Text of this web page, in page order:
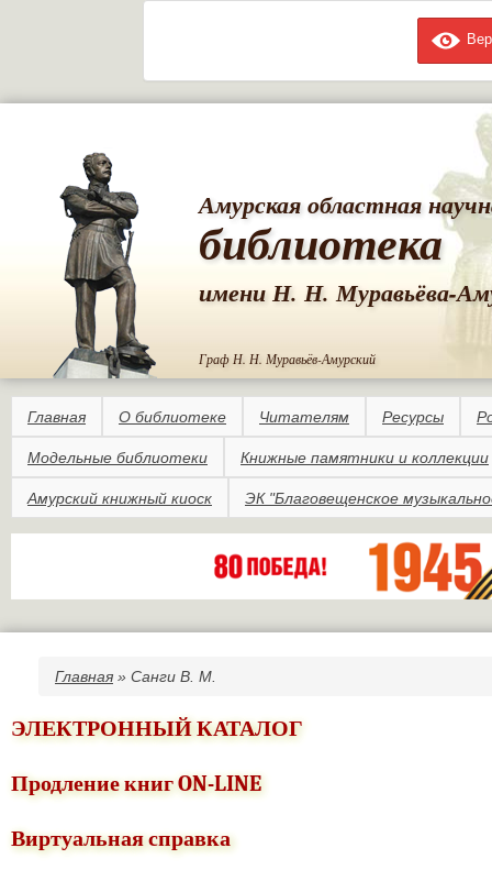
Амурская областная
библиотека
имени Н. Н. Муравьёва-
Граф Н. Н. Муравьёв-Амурский
Главная О библиотеке Читателям Ресурсы
Модельные библиотеки Книжные памятники и коллекции
Амурский книжный киоск ЭК "Благовещенское
Вы здесь
Главная » Санги В. М.
ЭЛЕКТРОННЫЙ КАТАЛОГ
Продление книг ON-LINE
Виртуальная справка